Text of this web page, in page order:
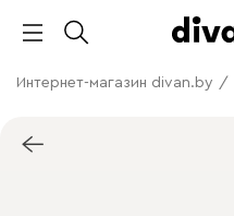
Интернет-магазин divan.by /